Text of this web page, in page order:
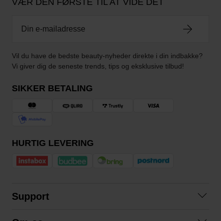
VÆR DEN FØRSTE TIL AT VIDE DET
Vil du have de bedste beauty-nyheder direkte i din indbakke?
Vi giver dig de seneste trends, tips og eksklusive tilbud!
SIKKER BETALING
HURTIG LEVERING
Support